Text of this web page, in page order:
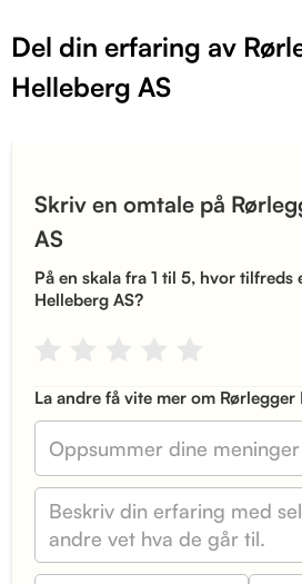
Del din erfaring av
Helleberg AS
Skriv en omtale på
AS
På en skala fra 1 til 5, hvor tilfreds
Helleberg AS?
La andre få vite mer om Rørlegger